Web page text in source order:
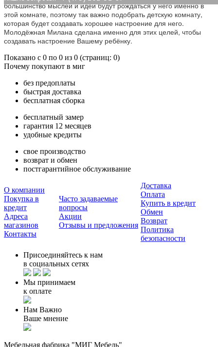
большинство мыслей и идей будут рождаться у него именно в
этой комнате, поэтому так важно подобрать детскую комнату,
которая будет создавать хорошее настроение для него.
Молодёжная Милана сделана именно для этих целей, чтобы
создавать настроение Вашему ребёнку.
Показано с 0 по 0 из 0 (страниц: 0)
Почему покупают в миг
без предоплаты
быстрая доставка
бесплатная сборка
бесплатный замер
гарантия 12 месяцев
удобные кредиты
свое производство
возврат и обмен
постгарантийное обслуживание
О компании
Покупка в
кредит
Адреса
магазинов
Контакты
Часто задаваемые
вопросы
Акции
Отзывы и предложения
Доставка
Оплата
Купить в кредит
Обмен
Возврат
Политика
безопасности
Присоединяйтесь к нам
в социальных сетях
Мы принимаем
к оплате
Нам Важно
Ваше мнение
Мебельная фабрика "МИГ Мебель"